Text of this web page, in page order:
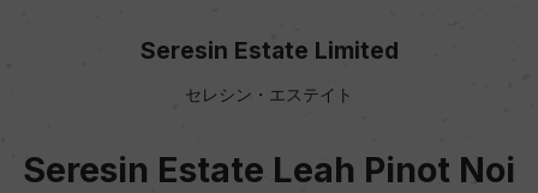
Seresin Estate Limited
セレシン・エステイト
Seresin Estate Leah Pinot Noi